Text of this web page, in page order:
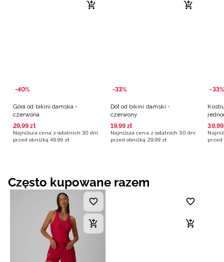
-40%
Góra od bikini damska -
czerwona
29,99 zł
Najniższa cena z ostatnich 30 dni
przed obniżką 49,99 zł
-33%
Dół od bikini damski -
czerwony
19,99 zł
Najniższa cena z ostatnich 30 dni
przed obniżką 29,99 zł
-33%
39,99
przed
Często kupowane razem